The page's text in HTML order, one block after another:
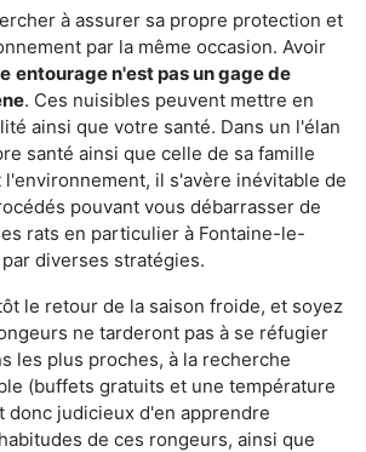
à assurer sa propre protection et
par la même occasion. Avoir
entourage n'est pas un gage de
. Ces nuisibles peuvent mettre en
ainsi que votre santé. Dans un l'élan
santé ainsi que celle de sa famille
il s'avère inévitable de
pouvant vous débarrasser de
rats en particulier à Fontaine-le-
diverses stratégies.
le retour de la saison froide, et soyez
ne tarderont pas à se réfugier
les plus proches, à la recherche
(buffets gratuits et une température
donc judicieux d'en apprendre
de ces rongeurs, ainsi que